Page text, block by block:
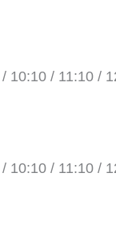
10:10 / 11:10 /
10:10 / 11:10 /